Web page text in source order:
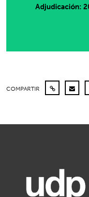
Adjudicación:
COMPARTIR